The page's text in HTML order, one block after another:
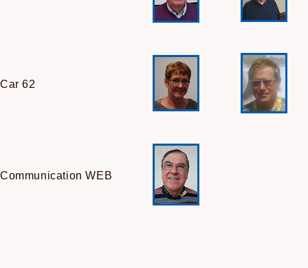
Car 62
Communication WEB